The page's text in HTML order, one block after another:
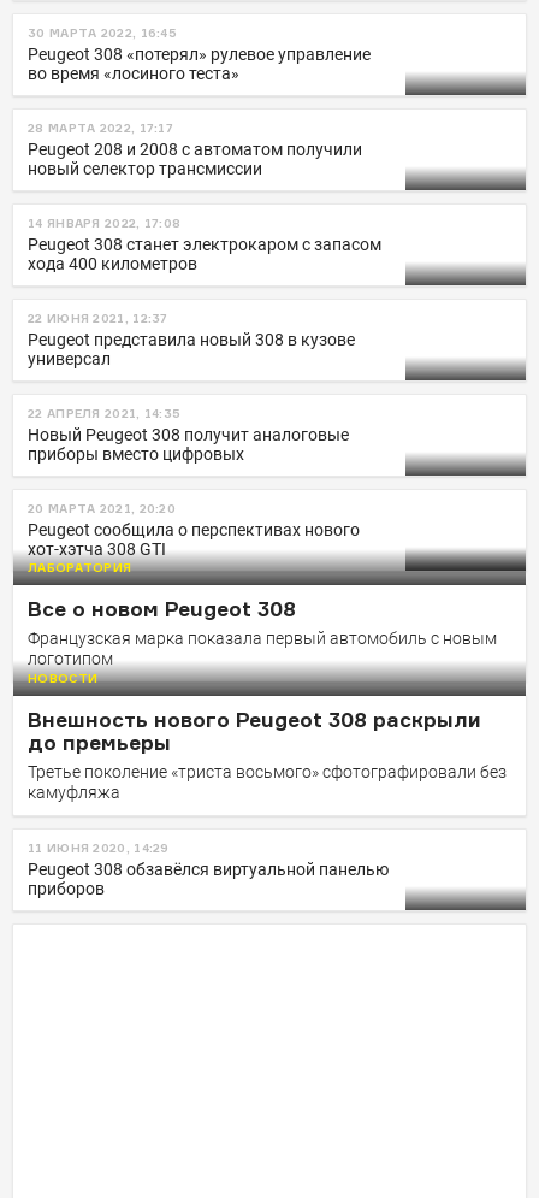
30 МАРТА 2022, 16:45
Peugeot 308 «потерял» рулевое управление
во время «лосиного теста»
28 МАРТА 2022, 17:17
Peugeot 208 и 2008 с автоматом получили
новый селектор трансмиссии
14 ЯНВАРЯ 2022, 17:08
Peugeot 308 станет электрокаром с запасом
хода 400 километров
22 ИЮНЯ 2021, 12:37
Peugeot представила новый 308 в кузове
универсал
22 АПРЕЛЯ 2021, 14:35
Новый Peugeot 308 получит аналоговые
приборы вместо цифровых
20 МАРТА 2021, 20:20
Peugeot сообщила о перспективах нового
хот-хэтча 308 GTI
ЛАБОРАТОРИЯ
Все о новом Peugeot 308
Французская марка показала первый автомобиль с новым
логотипом
НОВОСТИ
Внешность нового Peugeot 308 раскрыли
до премьеры
Третье поколение «триста восьмого» сфотографировали без
камуфляжа
11 ИЮНЯ 2020, 14:29
Peugeot 308 обзавёлся виртуальной панелью
приборов